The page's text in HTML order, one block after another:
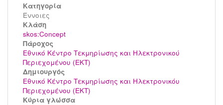
Κατηγορία
Έννοιες
Kλάση
skos:Concept
Πάροχος
Εθνικό Κέντρο Τεκμηρίωσης και Ηλεκτρονικού
Περιεχομένου (ΕΚΤ)
Δημιουργός
Εθνικό Κέντρο Τεκμηρίωσης και Ηλεκτρονικόυ
Περιεχομένου (ΕΚΤ)
Κύρια γλώσσα